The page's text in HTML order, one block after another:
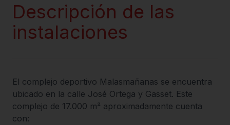
Descripción de las
instalaciones
El complejo deportivo Malasmañanas se encuentra
ubicado en la calle José Ortega y Gasset. Este
complejo de 17.000 m² aproximadamente cuenta
con: